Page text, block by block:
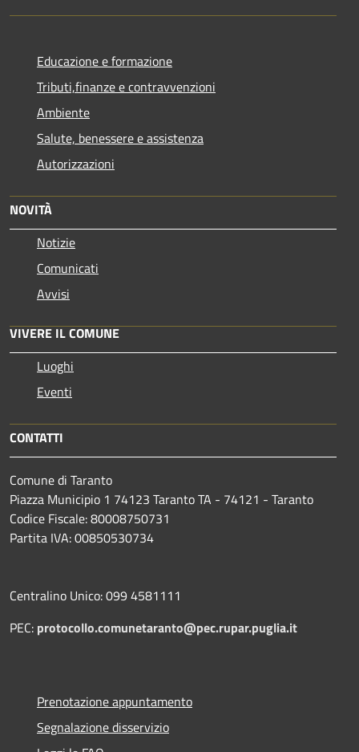
Educazione e formazione
Tributi,finanze e contravvenzioni
Ambiente
Salute, benessere e assistenza
Autorizzazioni
NOVITÀ
Notizie
Comunicati
Avvisi
VIVERE IL COMUNE
Luoghi
Eventi
CONTATTI
Comune di Taranto
Piazza Municipio 1 74123 Taranto TA - 74121 - Taranto
Codice Fiscale: 80008750731
Partita IVA: 00850530734
Centralino Unico: 099 4581111
PEC: protocollo.comunetaranto@pec.rupar.puglia.it
Prenotazione appuntamento
Segnalazione disservizio